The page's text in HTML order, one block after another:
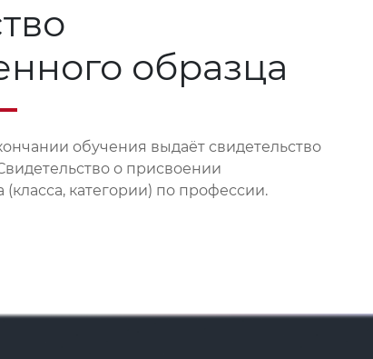
образца
обучения выдаёт свидетельство
о присвоении
категории) по профессии.